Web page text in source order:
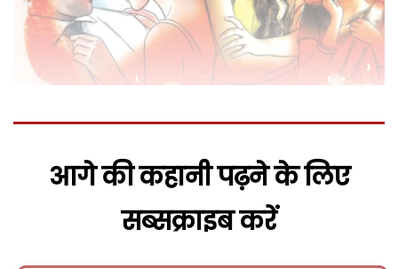
आगे की कहानी पढ़ने के लिए
सब्सक्राइब करें